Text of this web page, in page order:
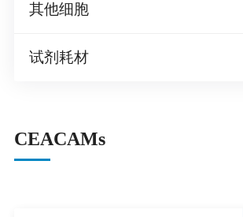
其他细胞
试剂耗材
CEACAMs